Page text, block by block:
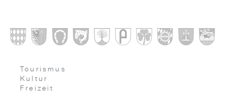
Tourismus
Kultur
Freizeit